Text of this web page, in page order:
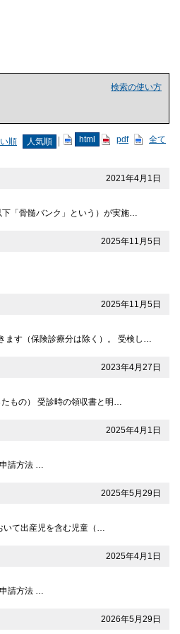
検索の使い方
順 人気順 html pdf 全て
2021年4月1日
「骨髄バンク」という）が実施…
2025年11月5日
2025年11月5日
ます（保険診療分は除く）。 受検し…
2023年4月27日
もの） 受診時の領収書と明…
2025年4月1日
請方法 …
2025年5月29日
て出産児を含む児童（…
2025年4月1日
請方法 …
2026年5月29日